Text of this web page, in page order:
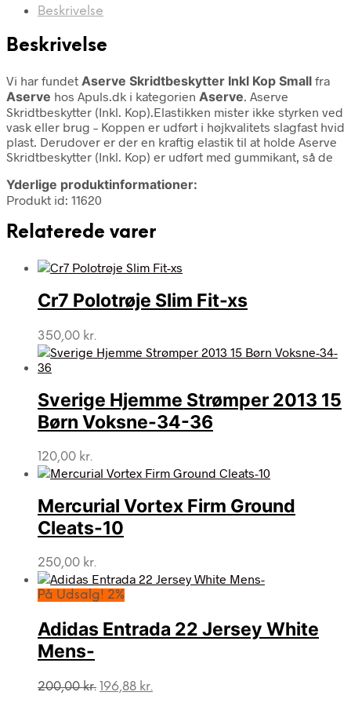
Beskrivelse
Beskrivelse
Vi har fundet Aserve Skridtbeskytter Inkl Kop Small fra
Aserve hos Apuls.dk i kategorien Aserve. Aserve
Skridtbeskytter (Inkl. Kop).Elastikken mister ikke styrken ved
vask eller brug – Koppen er udført i højkvalitets slagfast hvid
plast. Derudover er der en kraftig elastik til at holde Aserve
Skridtbeskytter (Inkl. Kop) er udført med gummikant, så de
Yderlige produktinformationer:
Produkt id: 11620
Relaterede varer
Cr7 Polotrøje Slim Fit-xs
350,00 kr.
Sverige Hjemme Strømper 2013 15
Børn Voksne-34-36
120,00 kr.
Mercurial Vortex Firm Ground
Cleats-10
250,00 kr.
På Udsalg! 2%
Adidas Entrada 22 Jersey White
Mens-
200,00kr. Den
196,88 kr.